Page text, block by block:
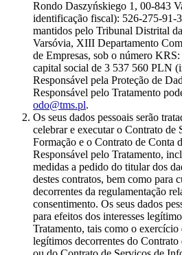
Rondo Daszyńskiego 1, 00-843
identificação fiscal): 526-275-91-
mantidos pelo Tribunal Distrital
Varsóvia, XIII Departamento
de Empresas, sob o número
capital social de 3 537 560 PLN
Responsável pela Proteção de
Responsável pelo Tratamento
odo@tms.pl.
Os seus dados pessoais serão
celebrar e executar o Contrato de
Formação e o Contrato de Conta
Responsável pelo Tratamento,
medidas a pedido do titular dos
destes contratos, bem como para
decorrentes da regulamentação
consentimento. Os seus dados
para efeitos dos interesses
Tratamento, tais como o
legítimos decorrentes do